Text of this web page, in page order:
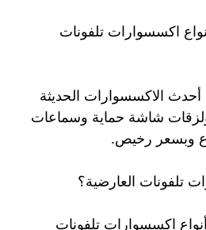
اكسسوارات تلفونات
الاكسسوارات الحديثة
شاشة حماية وسماعات
وبسعر رخيص.
تلفونات العارضية؟
اكسسوارات تلفونات